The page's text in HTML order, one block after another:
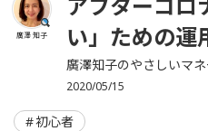
廣澤 知子
い」ための運
廣澤知子のやさしいマ
2020/05/15
初心者